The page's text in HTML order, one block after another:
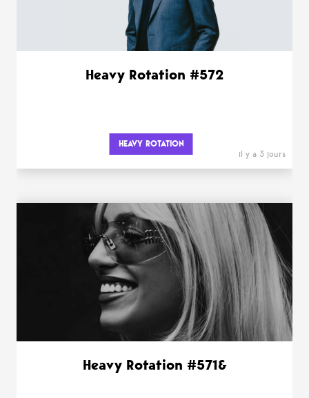
Heavy Rotation #572
HEAVY ROTATION
il y a 3 jours
Heavy Rotation #571&